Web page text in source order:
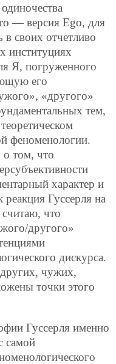
— версия Ego, для
в своих отчетливо
институциях
Я, погруженного
его
«другого»
тем,
феноменологии.
том, что
характер и
реакция Гуссерля на
что
другого»
дискурса.
чужих,
точки этого
Гуссерля именно
самой